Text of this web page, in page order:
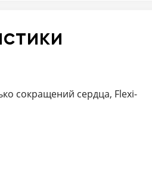
улучшения
AMM/Curved
сокращений сердца, Flexi-